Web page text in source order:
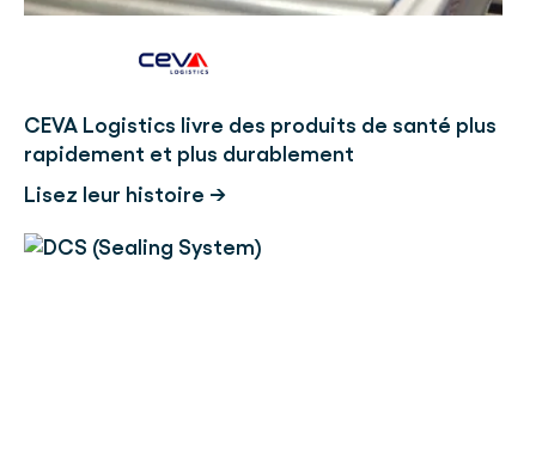
CEVA Logistics livre des produits de santé plus
rapidement et plus durablement
Lisez leur histoire →